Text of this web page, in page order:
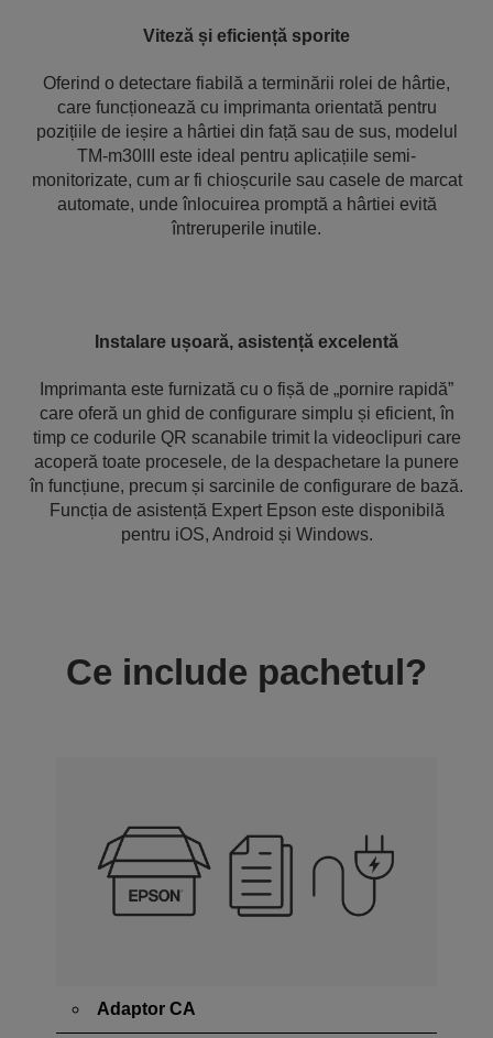
Viteză și eficiență sporite
Oferind o detectare fiabilă a terminării rolei de hârtie,
care funcționează cu imprimanta orientată pentru
pozițiile de ieșire a hârtiei din față sau de sus, modelul
TM-m30III este ideal pentru aplicațiile semi-
monitorizate, cum ar fi chioșcurile sau casele de marcat
automate, unde înlocuirea promptă a hârtiei evită
întreruperile inutile.
Instalare ușoară, asistență excelentă
Imprimanta este furnizată cu o fișă de „pornire rapidă”
care oferă un ghid de configurare simplu și eficient, în
timp ce codurile QR scanabile trimit la videoclipuri care
acoperă toate procesele, de la despachetare la punere
în funcțiune, precum și sarcinile de configurare de bază.
Funcția de asistență Expert Epson este disponibilă
pentru iOS, Android și Windows.
Ce include pachetul?
Adaptor CA